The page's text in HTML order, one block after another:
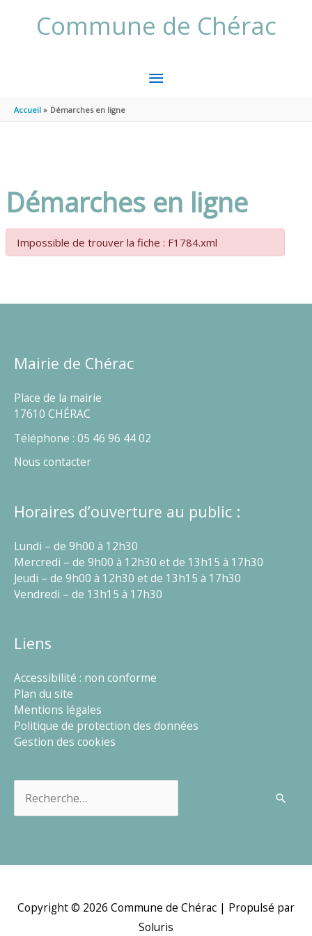
Commune de Chérac
MENU
Accueil Démarches en ligne
Démarches en ligne
Impossible de trouver la fiche : F1784.xml
Mairie de Chérac
Place de la mairie
17610 CHÉRAC
Téléphone : 05 46 96 44 02
Nous contacter
Horaires d’ouverture au public :
Lundi – de 9h00 à 12h30
Mercredi – de 9h00 à 12h30 et de 13h15 à 17h30
Jeudi – de 9h00 à 12h30 et de 13h15 à 17h30
Vendredi – de 13h15 à 17h30
Liens
Accessibilité : non conforme
Plan du site
Mentions légales
Politique de protection des données
Gestion des cookies
Copyright © 2026 Commune de Chérac | Propulsé par
Soluris